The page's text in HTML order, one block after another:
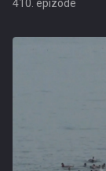
410. epizode